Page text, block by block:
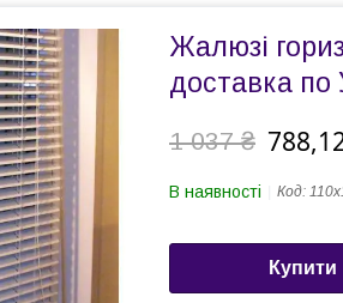
Жалюзі
доставка по
1 037 ₴
В наявності Код:
Купити